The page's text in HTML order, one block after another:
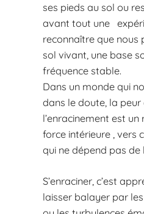
ses pieds au sol ou
avant tout une
reconnaître que nous
sol vivant, une base
fréquence stable.
Dans un monde qui
dans le doute, la peur
l’enracinement est
force intérieure , vers
qui ne dépend pas de
S’enraciner, c’est
laisser balayer par